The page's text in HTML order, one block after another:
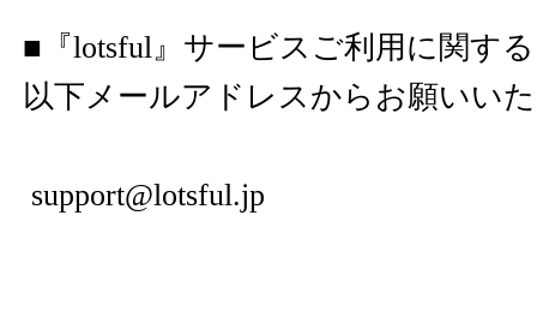
■『lotsful』サービスご利用に関す
以下メールアドレスからお願いい
support@lotsful.jp